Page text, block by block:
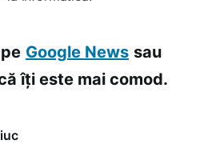
Google News sau
îți este mai comod.